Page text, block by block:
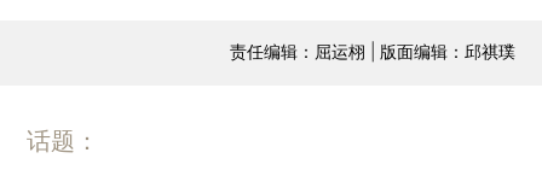
责任编辑：屈运栩 | 版面编辑：邱祺璞
话题：